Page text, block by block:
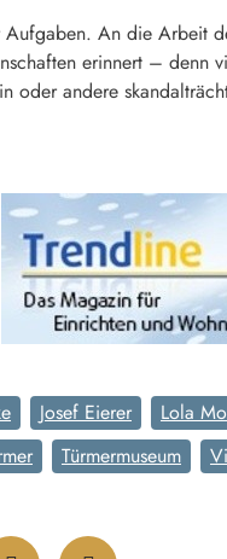
An die Arbeit
erinnert – denn
oder andere
Josef Eierer Lola
Türmermuseum